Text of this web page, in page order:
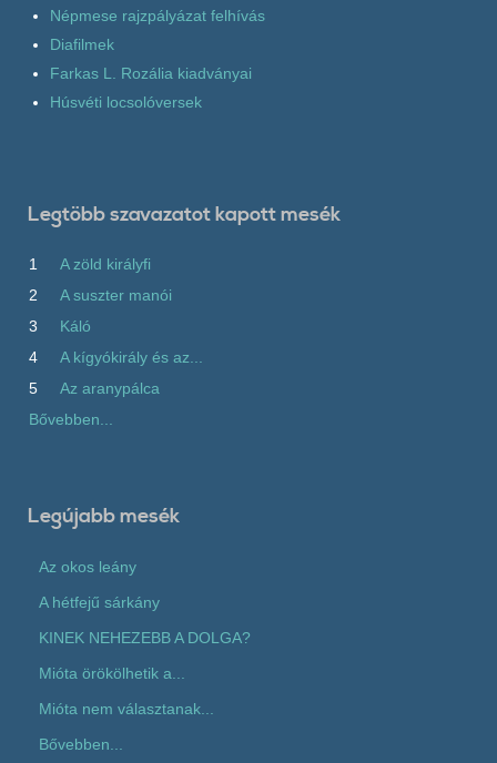
Népmese rajzpályázat felhívás
Diafilmek
Farkas L. Rozália kiadványai
Húsvéti locsolóversek
Legtöbb szavazatot kapott mesék
1
A zöld királyfi
2
A suszter manói
3
Káló
4
A kígyókirály és az...
5
Az aranypálca
Bővebben...
Legújabb mesék
Az okos leány
A hétfejű sárkány
KINEK NEHEZEBB A DOLGA?
Mióta örökölhetik a...
Mióta nem választanak...
Bővebben...